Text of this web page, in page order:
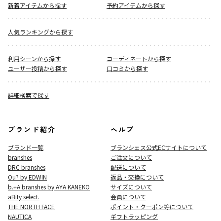
新着アイテムから探す
予約アイテムから探す
人気ランキングから探す
利用シーンから探す
コーディネートから探す
ユーザー投稿から探す
口コミから探す
詳細検索で探す
ブランド紹介
ブランド一覧
branshes
DRC branshes
Ou? by EDWIN
b.+A branshes by AYA KANEKO
aBity select.
THE NORTH FACE
NAUTICA
ヘルプ
ブランシェス公式ECサイトについて
ご注文について
配送について
返品・交換について
サイズについて
会員について
ポイント・クーポン等について
ギフトラッピング